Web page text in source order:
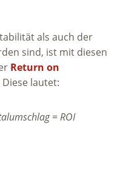
als auch der
sind, ist mit diesen
Return on
lautet:
= ROI